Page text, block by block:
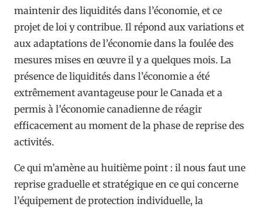
maintenir des liquidités dans l’économie, et ce
projet de loi y contribue. Il répond aux variations et
aux adaptations de l’économie dans la foulée des
mesures mises en œuvre il y a quelques mois. La
présence de liquidités dans l’économie a été
extrêmement avantageuse pour le Canada et a
permis à l’économie canadienne de réagir
efficacement au moment de la phase de reprise des
activités.
Ce qui m’amène au huitième point : il nous faut une
reprise graduelle et stratégique en ce qui concerne
l’équipement de protection individuelle, la